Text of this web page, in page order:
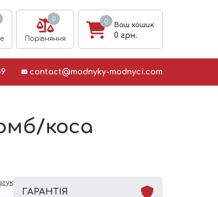
0
Порівняння
0
Ваш кошик
0 грн.
contact@modnyky-modnyci.com
коса
ГАРАНТІЯ